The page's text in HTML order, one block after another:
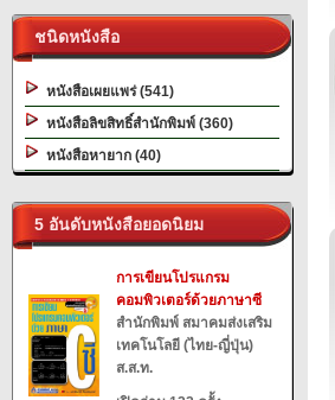
ชนิดหนังสือ
หนังสือเผยแพร่ (541)
หนังสือลิขสิทธิ์สำนักพิมพ์ (360)
หนังสือหายาก (40)
5 อันดับหนังสือยอดนิยม
การเขียนโปรแกรม
คอมพิวเตอร์ด้วยภาษาซี
สำนักพิมพ์ สมาคมส่งเสริม
เทคโนโลยี (ไทย-ญี่ปุ่น)
ส.ส.ท.